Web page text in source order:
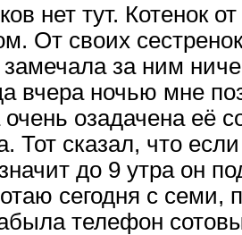
нет тут. Котенок
От своих
за ним
вчера ночью мне
озадачена её
Тот сказал, что
до 9 утра он
сегодня с семи,
телефон